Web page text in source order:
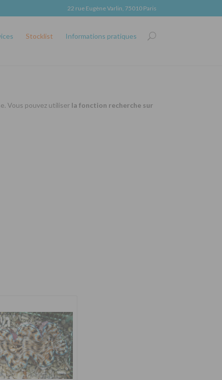
22 rue Eugène Varlin, 75010 Paris
Stocklist Informations pratiques
Vous pouvez utiliser la fonction recherche sur